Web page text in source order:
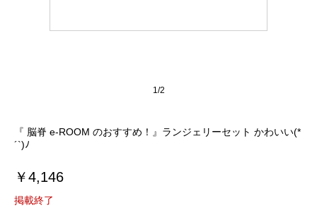
1/2
『 脳脊 e-ROOM のおすすめ！』ランジェリーセット かわいい(*
´`)ﾉ
￥4,146
掲載終了